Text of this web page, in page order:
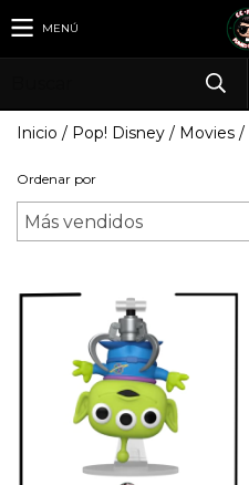
MENÚ
Inicio / Pop! Disney / Movies /
Ordenar por